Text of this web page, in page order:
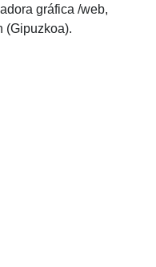
gráfica /web,
(Gipuzkoa).